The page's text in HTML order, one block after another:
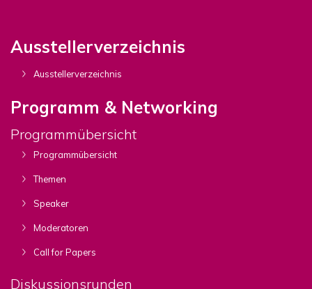
Ausstellerverzeichnis
Ausstellerverzeichnis
Programm & Networking
Programmübersicht
Programmübersicht
Themen
Speaker
Moderatoren
Call for Papers
Diskussionsrunden